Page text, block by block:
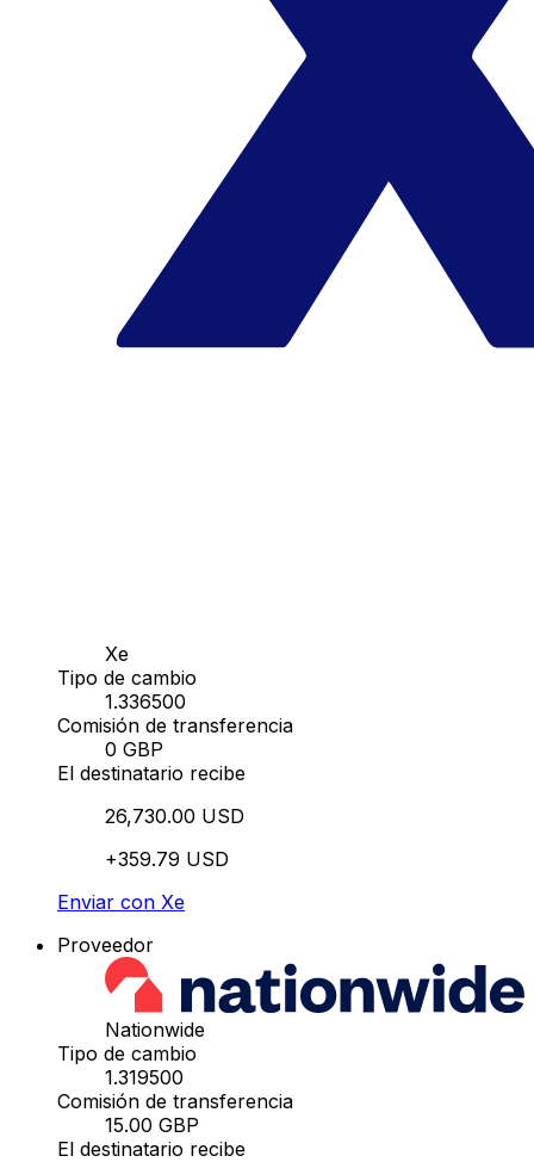
Xe
Tipo de cambio
1.336500
Comisión de transferencia
0 GBP
El destinatario recibe
26,730.00 USD
+359.79 USD
Enviar con Xe
Proveedor
Nationwide
Tipo de cambio
1.319500
Comisión de transferencia
15.00 GBP
El destinatario recibe